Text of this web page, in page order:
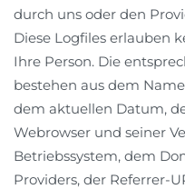
durch uns oder den
Diese Logfiles erlauben
Ihre Person. Die
bestehen aus dem
dem aktuellen Datum,
Webrowser und seiner
Betriebssystem, dem
Providers, der Referrer-